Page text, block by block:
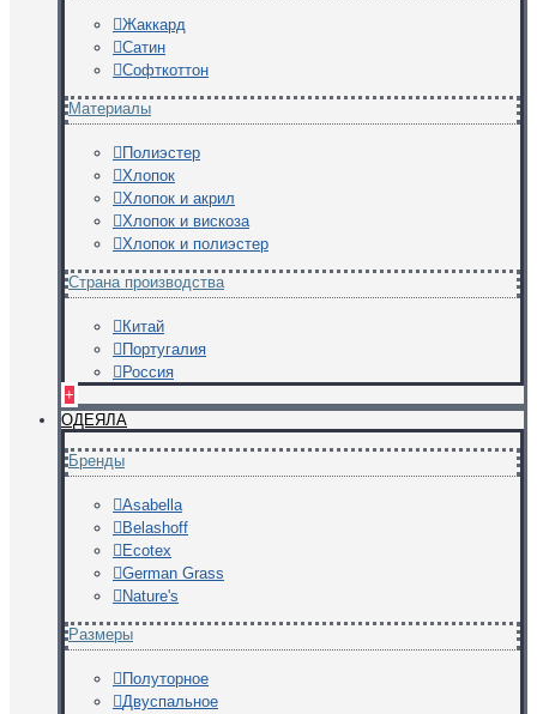
Жаккард
Сатин
Софткоттон
Материалы
Полиэстер
Хлопок
Хлопок и акрил
Хлопок и вискоза
Хлопок и полиэстер
Страна производства
Китай
Португалия
Россия
+
ОДЕЯЛА
Бренды
Asabella
Belashoff
Ecotex
German Grass
Nature's
Размеры
Полуторное
Двуспальное